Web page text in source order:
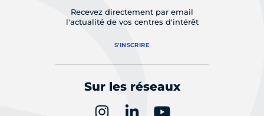
Recevez directement par email
l'actualité de vos centres d'intérêt
S'INSCRIRE
Sur les réseaux